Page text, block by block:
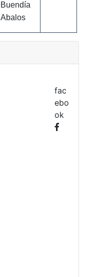
Buendía
Abalos
fac
ebo
ok